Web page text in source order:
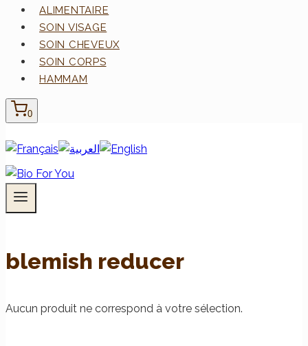
ALIMENTAIRE
SOIN VISAGE
SOIN CHEVEUX
SOIN CORPS
HAMMAM
0
blemish reducer
Aucun produit ne correspond à votre sélection.